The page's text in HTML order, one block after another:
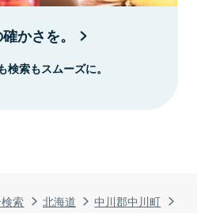
索 北海道
中川郡中川町
かさを。
索もスムーズに。